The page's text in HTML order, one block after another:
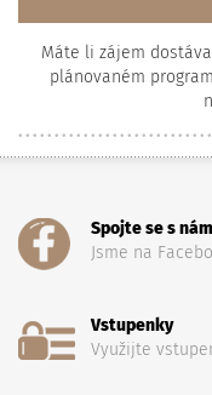
Máte li zájem
plánovaném
Spojte se s
Jsme na
Vstupenky
Využijte